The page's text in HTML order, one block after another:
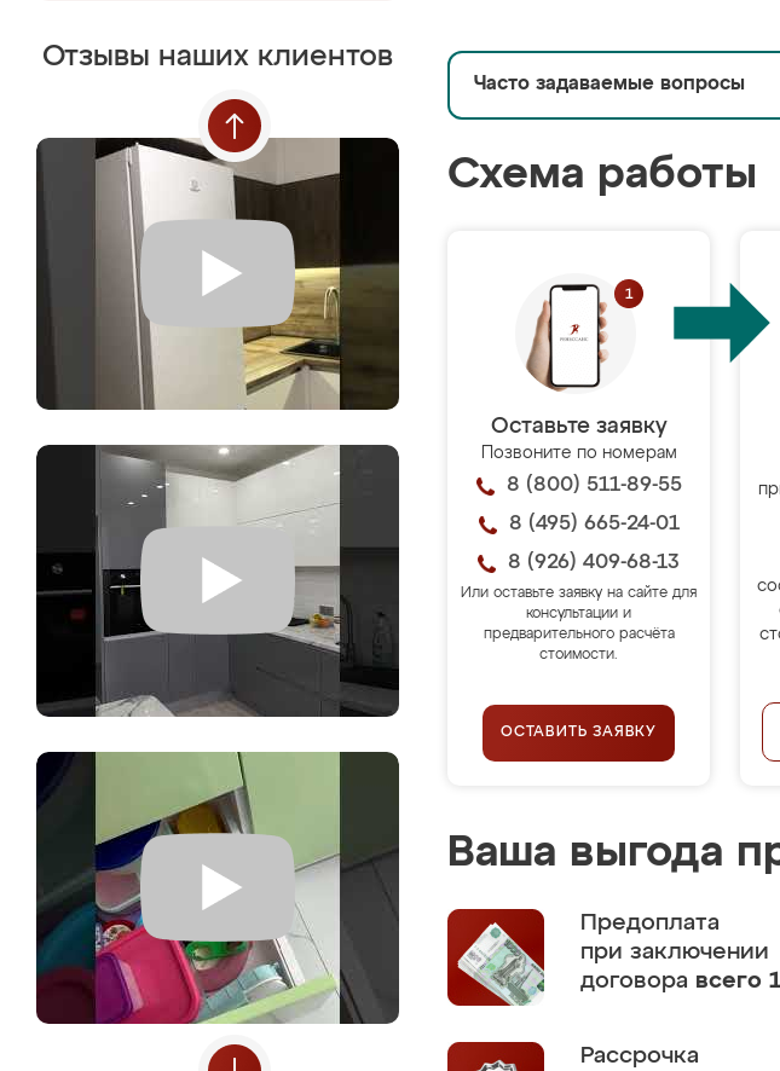
Отзывы наших клиентов
Часто задаваемые вопросы
Схема работы
Оставьте заявку
Позвоните по номерам
8 (800) 511-89-55
8 (495) 665-24-01
8 (926) 409-68-13
Или оставьте заявку на сайте для
консультации и
предварительного расчёта
стоимости.
ОСТАВИТЬ ЗАЯВКУ
Ваша выгода
Предоплата
при заключении
договора всего
Рассрочка